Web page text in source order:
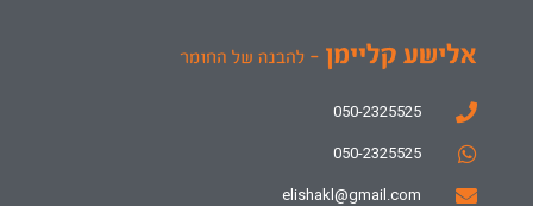
050-2325525
050-2325525
elishakl@gmail.com